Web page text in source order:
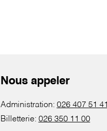
Nous appeler
Administration: 026 407 51 41
Billetterie: 026 350 11 00